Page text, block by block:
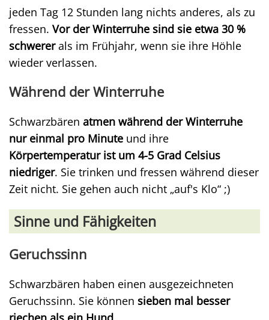
jeden Tag 12 Stunden lang nichts anderes, als zu
fressen. Vor der Winterruhe sind sie etwa 30 %
schwererals im Frühjahr, wenn sie ihre Höhle
wieder verlassen.
Während der Winterruhe
Schwarzbären atmen während der Winterruhe
nur einmal pro Minute und ihre
Körpertemperatur ist um 4-5 Grad Celsius
niedriger. Sie trinken und fressen während dieser
Zeit nicht. Sie gehen auch nicht „auf's Klo“ ;)
Sinne und Fähigkeiten
Geruchssinn
Schwarzbären haben einen ausgezeichneten
Geruchssinn. Sie können sieben mal besser